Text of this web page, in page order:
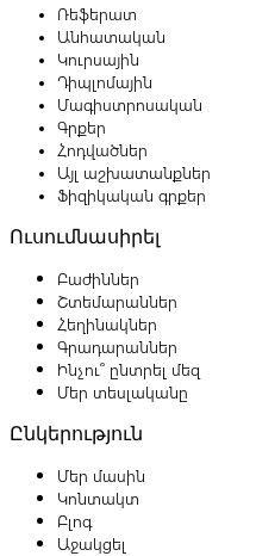
Ռեֆերատ
Անհատական
Կուրսային
Դիպլոմային
Մագիստրոսական
Գրքեր
Հոդվածներ
Այլ աշխատանքներ
Ֆիզիկական գրքեր
Ուսումնասիրել
Բաժիններ
Շտեմարաններ
Հեղինակներ
Գրադարաններ
Ինչու՞ ընտրել մեզ
Մեր տեսլականը
Ընկերություն
Մեր մասին
Կոնտակտ
Բլոգ
Աջակցել